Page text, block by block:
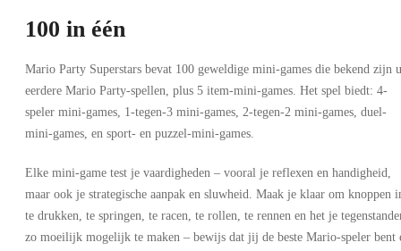
100 in één
Mario Party Superstars bevat 100 geweldige mini-games die bekend zijn
eerdere Mario Party-spellen, plus 5 item-mini-games. Het spel biedt: 4-
speler mini-games, 1-tegen-3 mini-games, 2-tegen-2 mini-games, duel-
mini-games, en sport- en puzzel-mini-games.
Elke mini-game test je vaardigheden – vooral je reflexen en handigheid,
maar ook je strategische aanpak en sluwheid. Maak je klaar om knoppen
te drukken, te springen, te racen, te rollen, te rennen en het je
zo moeilijk mogelijk te maken – bewijs dat jij de beste Mario-speler bent